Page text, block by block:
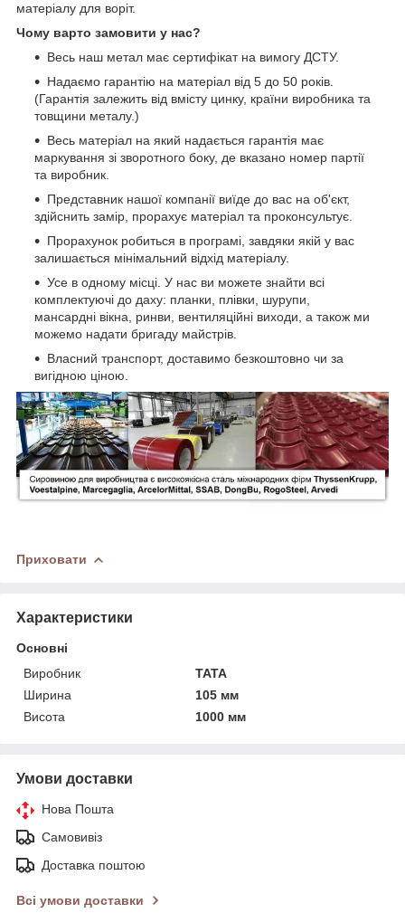
матеріалу для воріт.
Чому варто замовити у нас?
Весь наш метал має сертифікат на вимогу ДСТУ.
Надаємо гарантію на матеріал від 5 до 50 років.
(Гарантія залежить від вмісту цинку, країни виробника та
товщини металу.)
Весь матеріал на який надається гарантія має
маркування зі зворотного боку, де вказано номер партії
та виробник.
Представник нашої компанії виїде до вас на об'єкт,
здійснить замір, прорахує матеріал та проконсультує.
Прорахунок робиться в програмі, завдяки якій у вас
залишається мінімальний відхід матеріалу.
Усе в одному місці. У нас ви можете знайти всі
комплектуючі до даху: планки, плівки, шурупи,
мансардні вікна, ринви, вентиляційні виходи, а також ми
можемо надати бригаду майстрів.
Власний транспорт, доставимо безкоштовно чи за
вигідною ціною.
Приховати
Характеристики
Основні
Виробник
TATA
Ширина
105 мм
Висота
1000 мм
Умови доставки
Нова Пошта
Самовивіз
Доставка поштою
Всі умови доставки